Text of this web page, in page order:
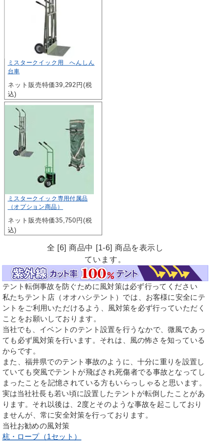
ミスタークイック用 へんしん
台車
ネット販売特価39,292円(税
込)
ミスタークイック専用付属品
（オプション商品）
ネット販売特価35,750円(税
込)
全 [6] 商品中 [1-6] 商品を表示し
ています。
テント転倒事故を防ぐために風対策は必ず行ってください
私たちテント店（オオハシテント）では、お客様に安全にテ
ントをご利用いただけるよう、風対策を必ず行っていただく
ことをお願いしております。
当社でも、イベントのテント設置を行うなかで、微風であっ
ても必ず風対策を行います。それは、風の怖さを知っている
からです。
また、福井県でのテント事故のように、十分に重りを設置し
ていても突風でテントが飛ばされ死傷者でる事故となってし
まったことを記憶されている方もいらっしゃると思います。
実は当社社長も若い頃に設置したテントが転倒したことがあ
ります。それ以後は、2度とそのような事故を起こしており
ませんが、常に安全対策を行っております。
当社お勧めの風対策
杭・ロープ（1セット）